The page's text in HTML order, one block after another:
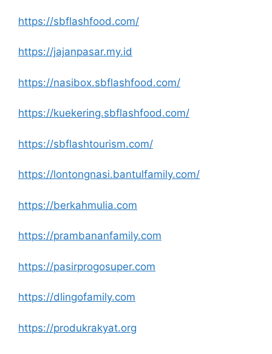
https://sbflashfood.com/
https://jajanpasar.my.id
https://nasibox.sbflashfood.com/
https://kuekering.sbflashfood.com/
https://sbflashtourism.com/
https://lontongnasi.bantulfamily.com/
https://berkahmulia.com
https://prambananfamily.com
https://pasirprogosuper.com
https://dlingofamily.com
https://produkrakyat.org